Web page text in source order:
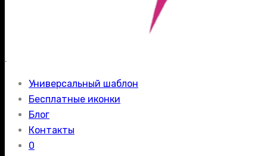
.
Универсальный шаблон
Бесплатные иконки
Блог
Контакты
0